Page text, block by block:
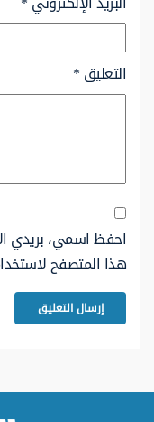
التعليق*
احفظ اسمي، بريدي
هذا المتصفح